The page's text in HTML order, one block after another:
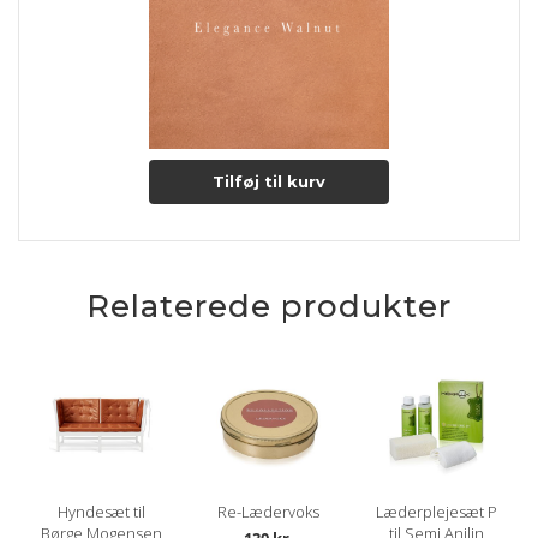
Tilføj til kurv
Relaterede produkter
Hyndesæt til
Børge Mogensen
Re-Lædervoks
Læderplejesæt P
til Semi Anilin